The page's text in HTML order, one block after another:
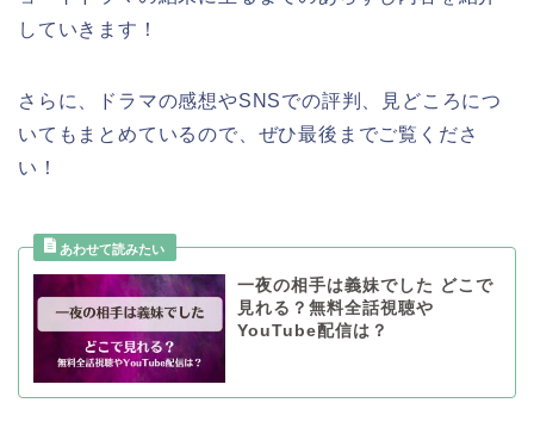
していきます！
さらに、ドラマの感想やSNSでの評判、見どころにつ
いてもまとめているので、ぜひ最後までご覧くださ
い！
一夜の相手は義妹でした どこで
見れる？無料全話視聴や
YouTube配信は？